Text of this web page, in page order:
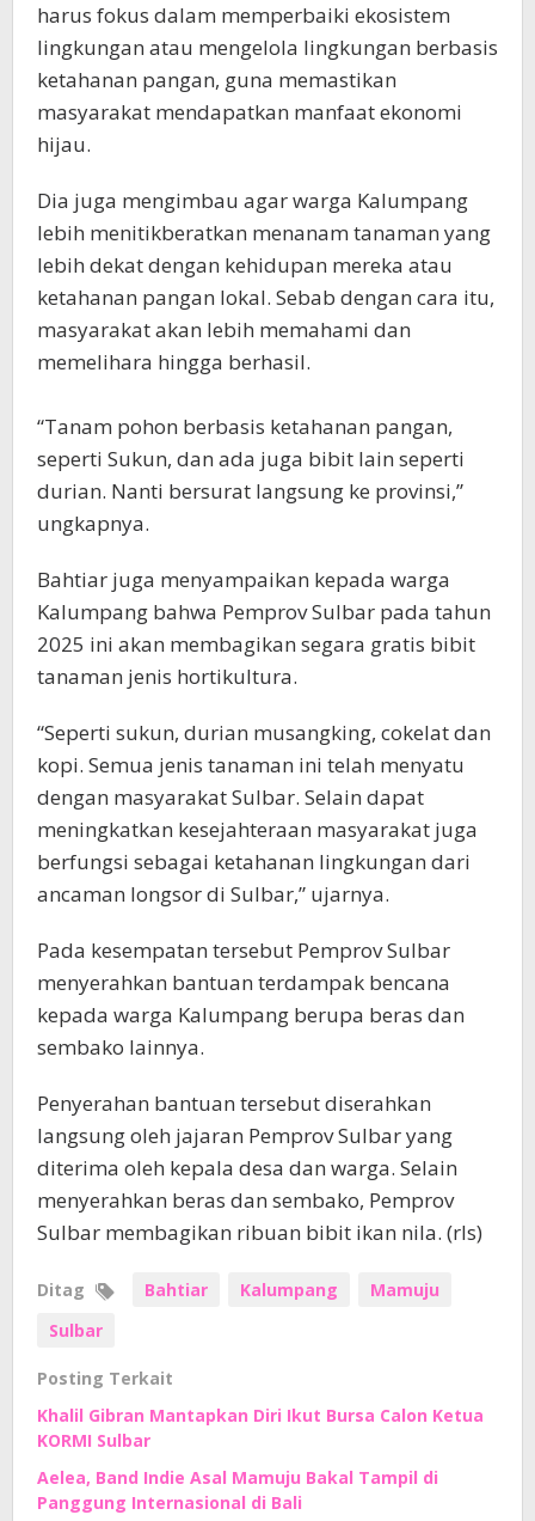
harus fokus dalam memperbaiki ekosistem
lingkungan atau mengelola lingkungan berbasis
ketahanan pangan, guna memastikan
masyarakat mendapatkan manfaat ekonomi
hijau.
Dia juga mengimbau agar warga Kalumpang
lebih menitikberatkan menanam tanaman yang
lebih dekat dengan kehidupan mereka atau
ketahanan pangan lokal. Sebab dengan cara itu,
masyarakat akan lebih memahami dan
memelihara hingga berhasil.
“Tanam pohon berbasis ketahanan pangan,
seperti Sukun, dan ada juga bibit lain seperti
durian. Nanti bersurat langsung ke provinsi,”
ungkapnya.
Bahtiar juga menyampaikan kepada warga
Kalumpang bahwa Pemprov Sulbar pada tahun
2025 ini akan membagikan segara gratis bibit
tanaman jenis hortikultura.
“Seperti sukun, durian musangking, cokelat dan
kopi. Semua jenis tanaman ini telah menyatu
dengan masyarakat Sulbar. Selain dapat
meningkatkan kesejahteraan masyarakat juga
berfungsi sebagai ketahanan lingkungan dari
ancaman longsor di Sulbar,” ujarnya.
Pada kesempatan tersebut Pemprov Sulbar
menyerahkan bantuan terdampak bencana
kepada warga Kalumpang berupa beras dan
sembako lainnya.
Penyerahan bantuan tersebut diserahkan
langsung oleh jajaran Pemprov Sulbar yang
diterima oleh kepala desa dan warga. Selain
menyerahkan beras dan sembako, Pemprov
Sulbar membagikan ribuan bibit ikan nila. (rls)
Ditag Bahtiar Kalumpang
Mamuju
Sulbar
Posting Terkait
Khalil Gibran Mantapkan Diri Ikut Bursa Calon Ketua
KORMI Sulbar
Aelea, Band Indie Asal Mamuju Bakal Tampil di
Panggung Internasional di Bali